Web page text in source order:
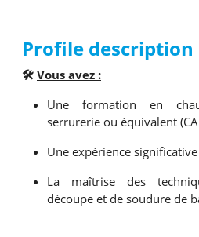
Profile description
🛠️ Vous avez :
Une formation en
serrurerie ou équivalent
Une expérience
La maîtrise des
découpe et de soudure de